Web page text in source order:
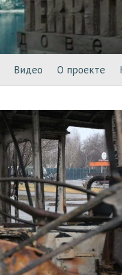
Видео О проекте